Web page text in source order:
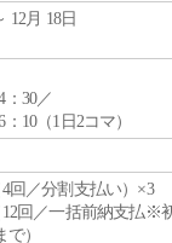
12月 18日
：30／
：10（1日2コマ）
4回／分割支払い）×3
12回／一括前納支払※
）